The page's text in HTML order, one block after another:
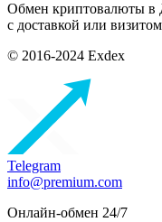
Обмен криптовалюты в
с доставкой или
© 2016-2024 Exdex
Telegram
info@premium.com
Онлайн-обмен 24/7